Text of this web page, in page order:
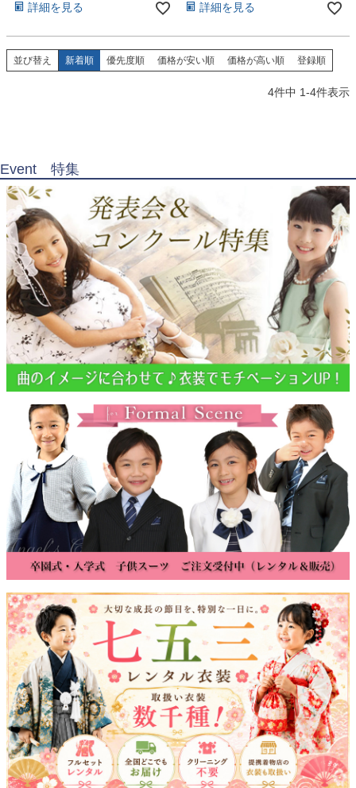
詳細を見る 詳細を見る
並び替え 新着順 優先度順 価格が安い順 価格が高い順 登録順
4件中 1-4件表示
Event 特集